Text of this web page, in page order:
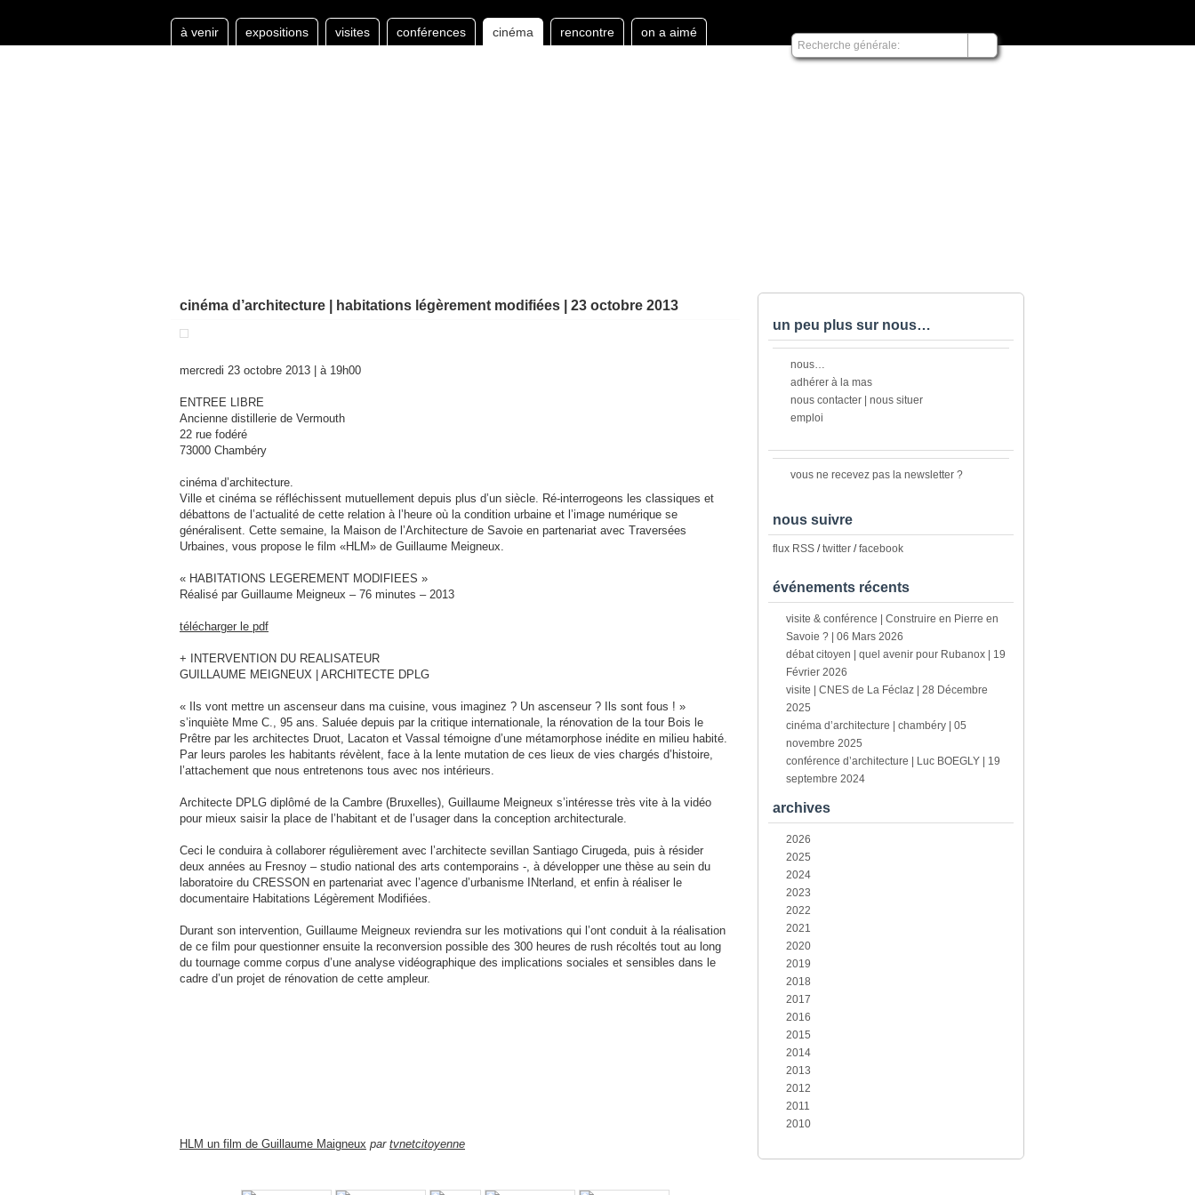
à venir expositions visites conférences cinéma rencontre on a aimé
cinéma d’architecture | habitations légèrement modifiées | 23 octobre 2013
mercredi 23 octobre 2013 | à 19h00
ENTREE LIBRE
Ancienne distillerie de Vermouth
22 rue fodéré
73000 Chambéry
cinéma d’architecture.
Ville et cinéma se réfléchissent mutuellement depuis plus d’un siècle. Ré-interrogeons les classiques et
débattons de l’actualité de cette relation à l’heure où la condition urbaine et l’image numérique se
généralisent. Cette semaine, la Maison de l’Architecture de Savoie en partenariat avec Traversées
Urbaines, vous propose le film «HLM» de Guillaume Meigneux.
« HABITATIONS LEGEREMENT MODIFIEES »
Réalisé par Guillaume Meigneux – 76 minutes – 2013
télécharger le pdf
+ INTERVENTION DU REALISATEUR
GUILLAUME MEIGNEUX | ARCHITECTE DPLG
« Ils vont mettre un ascenseur dans ma cuisine, vous imaginez ? Un ascenseur ? Ils sont fous ! »
s’inquiète Mme C., 95 ans. Saluée depuis par la critique internationale, la rénovation de la tour Bois le
Prêtre par les architectes Druot, Lacaton et Vassal témoigne d’une métamorphose inédite en milieu habité.
Par leurs paroles les habitants révèlent, face à la lente mutation de ces lieux de vies chargés d’histoire,
l’attachement que nous entretenons tous avec nos intérieurs.
Architecte DPLG diplômé de la Cambre (Bruxelles), Guillaume Meigneux s’intéresse très vite à la vidéo
pour mieux saisir la place de l’habitant et de l’usager dans la conception architecturale.
Ceci le conduira à collaborer régulièrement avec l’architecte sevillan Santiago Cirugeda, puis à résider
deux années au Fresnoy – studio national des arts contemporains -, à développer une thèse au sein du
laboratoire du CRESSON en partenariat avec l’agence d’urbanisme INterland, et enfin à réaliser le
documentaire Habitations Légèrement Modifiées.
Durant son intervention, Guillaume Meigneux reviendra sur les motivations qui l’ont conduit à la réalisation
de ce film pour questionner ensuite la reconversion possible des 300 heures de rush récoltés tout au long
du tournage comme corpus d’une analyse vidéographique des implications sociales et sensibles dans le
cadre d’un projet de rénovation de cette ampleur.
HLM un film de Guillaume Maigneux par tvnetcitoyenne
un peu plus sur nous…
nous…
adhérer à la mas
nous contacter | nous situer
emploi
vous ne recevez pas la newsletter ?
nous suivre
flux RSS /twitter /facebook
événements récents
visite & conférence | Construire en Pierre en
Savoie ? | 06 Mars 2026
débat citoyen | quel avenir pour Rubanox | 19
Février 2026
visite | CNES de La Féclaz | 28 Décembre
2025
cinéma d’architecture | chambéry | 05
novembre 2025
conférence d’architecture | Luc BOEGLY | 19
septembre 2024
archives
2026
2025
2024
2023
2022
2021
2020
2019
2018
2017
2016
2015
2014
2013
2012
2011
2010